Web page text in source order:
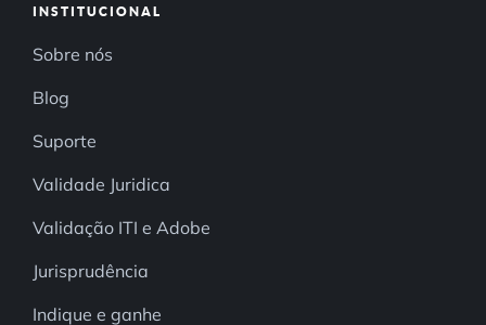
INSTITUCIONAL
Sobre nós
Blog
Suporte
Validade Juridica
Validação ITI e Adobe
Jurisprudência
Indique e ganhe